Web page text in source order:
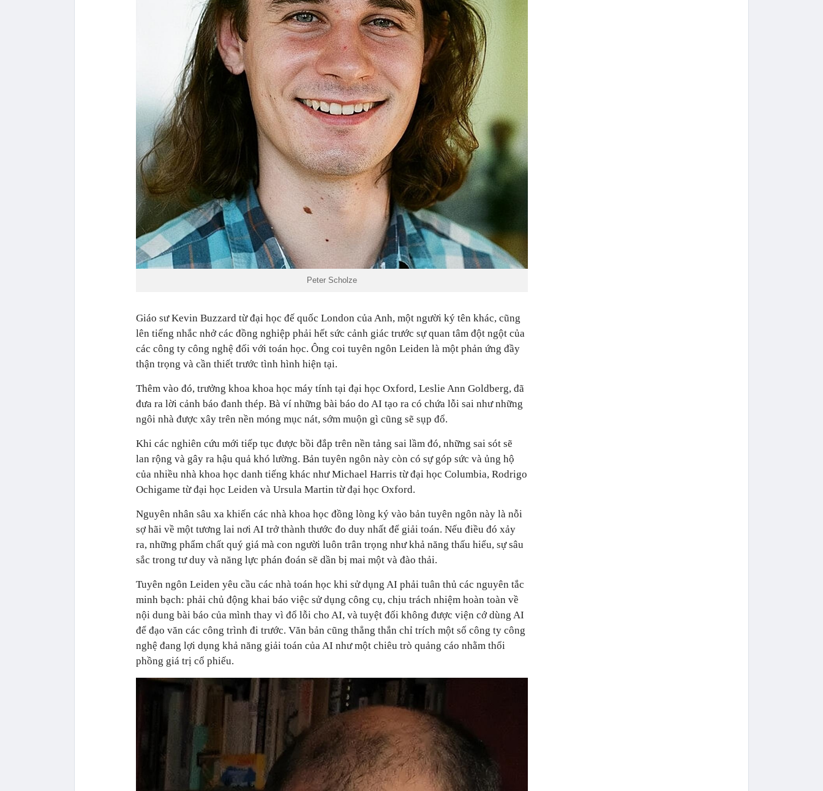
Peter Scholze
Giáo sư Kevin Buzzard từ đại học đế quốc London của Anh, một người ký tên khác, cũng
lên tiếng nhắc nhở các đồng nghiệp phải hết sức cảnh giác trước sự quan tâm đột ngột của
các công ty công nghệ đối với toán học. Ông coi tuyên ngôn Leiden là một phản ứng đầy
thận trọng và cần thiết trước tình hình hiện tại.
Thêm vào đó, trưởng khoa khoa học máy tính tại đại học Oxford, Leslie Ann Goldberg, đã
đưa ra lời cảnh báo đanh thép. Bà ví những bài báo do AI tạo ra có chứa lỗi sai như những
ngôi nhà được xây trên nền móng mục nát, sớm muộn gì cũng sẽ sụp đổ.
Khi các nghiên cứu mới tiếp tục được bồi đắp trên nền tảng sai lầm đó, những sai sót sẽ
lan rộng và gây ra hậu quả khó lường. Bản tuyên ngôn này còn có sự góp sức và ủng hộ
của nhiều nhà khoa học danh tiếng khác như Michael Harris từ đại học Columbia, Rodrigo
Ochigame từ đại học Leiden và Ursula Martin từ đại học Oxford.
Nguyên nhân sâu xa khiến các nhà khoa học đồng lòng ký vào bản tuyên ngôn này là nỗi
sợ hãi về một tương lai nơi AI trở thành thước đo duy nhất để giải toán. Nếu điều đó xảy
ra, những phẩm chất quý giá mà con người luôn trân trọng như khả năng thấu hiểu, sự sâu
sắc trong tư duy và năng lực phán đoán sẽ dần bị mai một và đào thải.
Tuyên ngôn Leiden yêu cầu các nhà toán học khi sử dụng AI phải tuân thủ các nguyên tắc
minh bạch: phải chủ động khai báo việc sử dụng công cụ, chịu trách nhiệm hoàn toàn về
nội dung bài báo của mình thay vì đổ lỗi cho AI, và tuyệt đối không được viện cớ dùng AI
để đạo văn các công trình đi trước. Văn bản cũng thẳng thắn chỉ trích một số công ty công
nghệ đang lợi dụng khả năng giải toán của AI như một chiêu trò quảng cáo nhằm thổi
phồng giá trị cổ phiếu.